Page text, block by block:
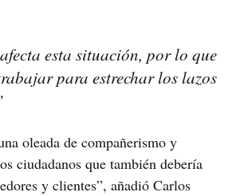
esta situación, por lo que
para estrechar los lazos
oleada de compañerismo y
ciudadanos que también debería
y clientes”, añadió Carlos